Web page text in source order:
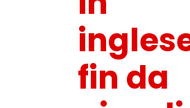
fin da